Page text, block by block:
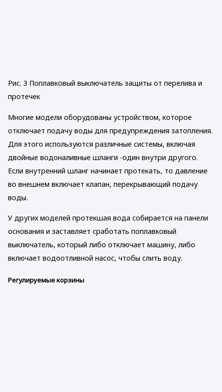
Рис. 3 Поплавковый выключатель защиты от перелива и
протечек
Многие модели оборудованы устройством, которое
отключает подачу воды для предупреждения затопления.
Для этого используются различные системы, включая
двойные водоналивные шланги -один внутри другого.
Если внутренний шланг начинает протекать, то давление
во внешнем включает клапан, перекрывающий подачу
воды.
У других моделей протекшая вода собирается на панели
основания и заставляет сработать поплавковый
выключатель, который либо отключает машину, либо
включает водоотливной насос, чтобы слить воду.
Регулируемые корзины